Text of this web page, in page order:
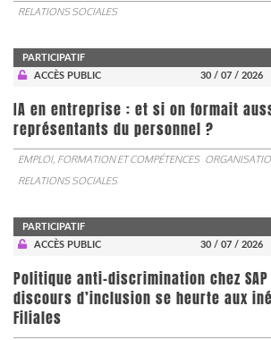
RELATIONS SOCIALES
PARTICIPATIF
ACCÈS PUBLIC
30 / 07 / 2026
IA en entreprise : et si on formait
représentants du personnel ?
EMPLOI, FORMATION ET COMPÉTENCES
RELATIONS SOCIALES
PARTICIPATIF
ACCÈS PUBLIC
30 / 07 / 2026
Politique anti-discrimination chez SAP
discours d’inclusion se heurte aux
Filiales